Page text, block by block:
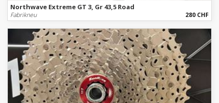
Northwave Extreme GT 3, Gr 43,5 Road
Fabrikneu 280 CHF